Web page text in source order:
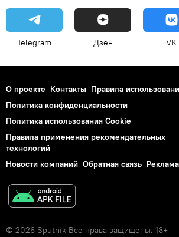
Telegram Дзен VK
О проекте Контакты Правила
Политика конфиденциальности
Политика использования Cookie
Правила применения рекомендательных
технологий
Новости компаний Обратная связь Реклама
© 2026 Sputnik Все права защищены. 18+